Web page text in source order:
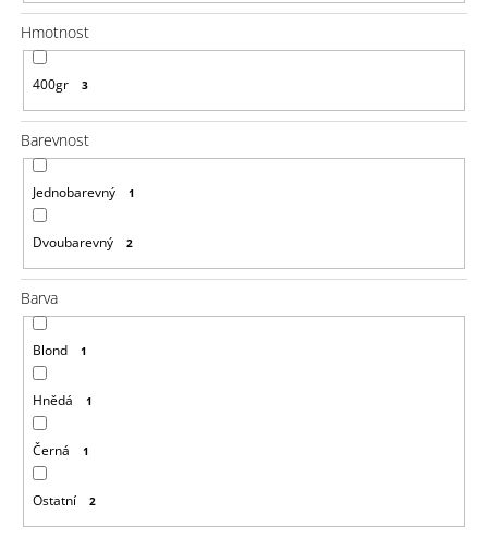
Hmotnost
400gr 3
Barevnost
Jednobarevný 1
Dvoubarevný 2
Barva
Blond 1
Hnědá 1
Černá 1
Ostatní 2